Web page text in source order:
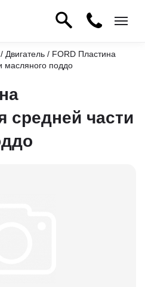
/ Двигатель / FORD Пластина
масляного поддо
части